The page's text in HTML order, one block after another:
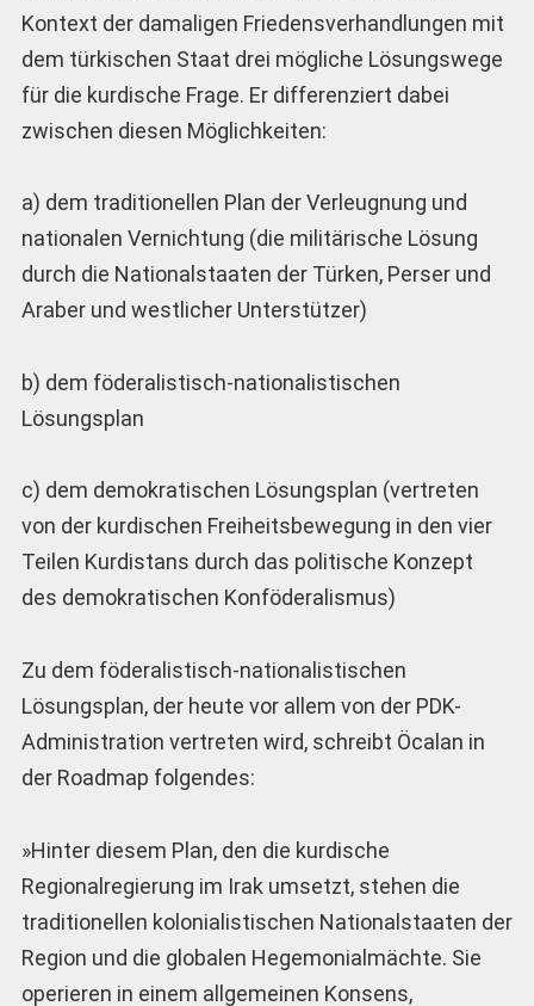
Kontext der damaligen Friedensverhandlungen mit
dem türkischen Staat drei mögliche Lösungswege
für die kurdische Frage. Er differenziert dabei
zwischen diesen Möglichkeiten:
a) dem traditionellen Plan der Verleugnung und
nationalen Vernichtung (die militärische Lösung
durch die Nationalstaaten der Türken, Perser und
Araber und westlicher Unterstützer)
b) dem föderalistisch-nationalistischen
Lösungsplan
c) dem demokratischen Lösungsplan (vertreten
von der kurdischen Freiheitsbewegung in den vier
Teilen Kurdistans durch das politische Konzept
des demokratischen Konföderalismus)
Zu dem föderalistisch-nationalistischen
Lösungsplan, der heute vor allem von der PDK-
Administration vertreten wird, schreibt Öcalan in
der Roadmap folgendes:
»Hinter diesem Plan, den die kurdische
Regionalregierung im Irak umsetzt, stehen die
traditionellen kolonialistischen Nationalstaaten der
Region und die globalen Hegemonialmächte. Sie
operieren in einem allgemeinen Konsens,